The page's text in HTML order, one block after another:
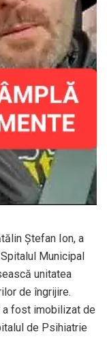
Ștefan Ion, a
Municipal
unitatea
de îngrijire.
fost imobilizat de
de Psihiatrie